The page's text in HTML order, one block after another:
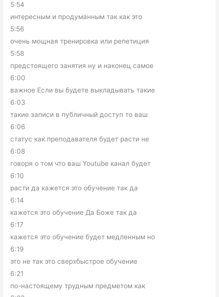
5:54
интересным и продуманным так как это
5:56
очень мощная тренировка или репетиция
5:58
предстоящего занятия ну и наконец самое
6:00
важное Если вы будете выкладывать такие
6:03
такие записи в публичный доступ то ваш
6:06
статус как преподавателя будет расти не
6:08
говоря о том что ваш Youtube канал будет
6:10
расти да кажется это обучение так да
6:14
кажется это обучение Да Боже так да
6:17
кажется это обучение будет медленным но
6:19
это не так это сверхбыстрое обучение
6:21
по-настоящему трудным предметом как